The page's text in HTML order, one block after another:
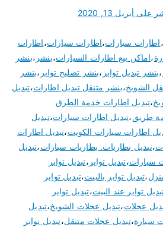
على أبريل 13, 2020
،اطارات سبارات،اطارات سيارات،اطارات
،اماكن بيع اطارات السيارات،بنشر ،بنشر
،بنشر تبديل تواير ،بنشر تصليح تواير ،بنشر
الشويخ،بنشر متنقل تبديل اطارات،تبديل
،تبديل اطارات خدمة الطرق
طريق،تبديل اطارات سيارات،تبديل
اطارات سيارات الكويت،تبديل اطارات
،تبديل بطاريات. بطاريات سيارات،تبديل
سيارات،تبديل تواير ،تبديل تواير
،تبديل تواير بالبيت،تبديل تواير
تواير عند البيت،تبديل تواير
عجلات،تبديل عجلات الشويخ،تبديل
سيارة،تبديل عجلات متنقل،تبديل نوابر